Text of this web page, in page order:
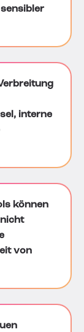
interne
können
von